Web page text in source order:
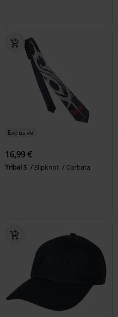
Exclusivo
16,99 €
Tribal S Slipknot Corbata